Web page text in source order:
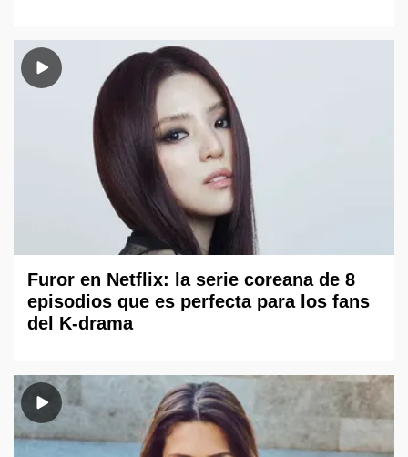
Furor en Netflix: la serie coreana de 8
episodios que es perfecta para los fans
del K-drama